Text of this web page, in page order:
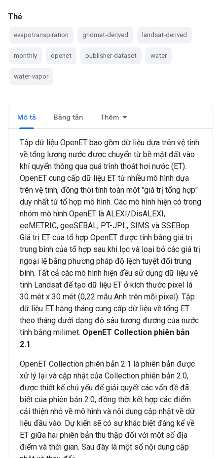
Thẻ
evapotranspiration gridmet-derived landsat-derived
monthly openet publisher-dataset water
water-vapor
Mô tả Băng tần Thêm
Tập dữ liệu OpenET bao gồm dữ liệu dựa trên vệ tinh
về tổng lượng nước được chuyển từ bề mặt đất vào
khí quyển thông qua quá trình thoát hơi nước (ET).
OpenET cung cấp dữ liệu ET từ nhiều mô hình dựa
trên vệ tinh, đồng thời tính toán một "giá trị tổng hợp"
duy nhất từ tổ hợp mô hình. Các mô hình hiện có trong
nhóm mô hình OpenET là ALEXI/DisALEXI,
eeMETRIC, geeSEBAL, PT-JPL, SIMS và SSEBop.
Giá trị ET của tổ hợp OpenET được tính bằng giá trị
trung bình của tổ hợp sau khi lọc và loại bỏ các giá trị
ngoại lệ bằng phương pháp độ lệch tuyệt đối trung
bình. Tất cả các mô hình hiện đều sử dụng dữ liệu vệ
tinh Landsat để tạo dữ liệu ET ở kích thước pixel là
30 mét x 30 mét (0,22 mẫu Anh trên mỗi pixel). Tập
dữ liệu ET hằng tháng cung cấp dữ liệu về tổng ET
theo tháng dưới dạng độ sâu tương đương của nước
tính bằng milimet. OpenET Collection phiên bản
2.1
OpenET Collection phiên bản 2.1 là phiên bản được
xử lý lại và cập nhật của Collection phiên bản 2.0,
được thiết kế chủ yếu để giải quyết các vấn đề đã
biết của phiên bản 2.0, đồng thời kết hợp các điểm
cải thiện nhỏ về mô hình và nội dung cập nhật về dữ
liệu đầu vào. Dự kiến sẽ có sự khác biệt đáng kể về
ET giữa hai phiên bản thu thập đối với một số địa
điểm và thời gian. Sau đây là một số nội dung cập